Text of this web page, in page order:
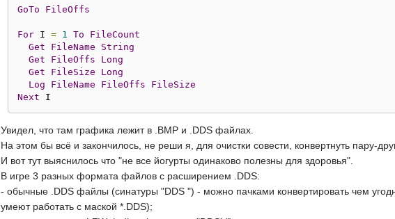
GoTo FileOffs
For I = 1 To
FileCount
Get
FileName
String
Get
FileOffs
Long
Get
FileSize
Long
Log
FileName FileOffs
FileSize
Next I
Увидел, что там графика лежит в .BMP и .DDS файлах.
На этом бы всё и закончилось, не реши я, для очистки совести, конвертнуть пару-
И вот тут выяснилось что "не все йогурты одинаково полезны для здоровья".
В игре 3 разных формата файлов с расширением .DDS:
- обычные .DDS файлы (синатуры "DDS ") - можно пачками конвертировать чем
умеют работать с маской *.DDS);